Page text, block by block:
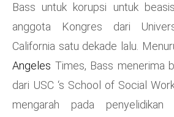
Bass untuk korupsi untuk
anggota Kongres dari
California satu dekade lalu.
Angeles Times, Bass menerima
dari USC ‘s School of Social
mengarah pada penyelidikan